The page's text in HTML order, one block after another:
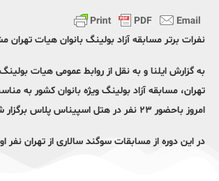
نفرات برتر مسابقه آزاد بولینگ بانوان هیات
به گزارش ایلنا و به نقل از روابط عمومی هیات
تهران، مسابقه آزاد بولینگ ویژه بانوان کشور به
امروز باحضور ۲۳ نفر در هتل اسپیناس پلاس برگزار شد.
در این دوره از مسابقات سوگند سالاری از تهران نفر